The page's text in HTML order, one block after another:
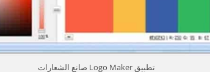
تطبيق Logo Maker صانع الشعارات